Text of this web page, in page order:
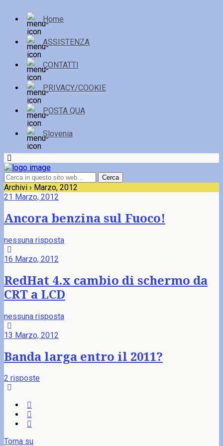
Home
ASSISTENZA
CONTATTI
PRIVACY/COOKIE
POSTA QUA
Slovenia
Archivi › Marzo, 2012
21 Marzo, 2012
Ancora benzina sul Fuoco!
nessuna risposta
16 Marzo, 2012
RedHat 4.x cambio di schermo da
CRT a LCD
nessuna risposta
13 Marzo, 2012
Banda larga entro il 2011?
2 risposte
Torna su